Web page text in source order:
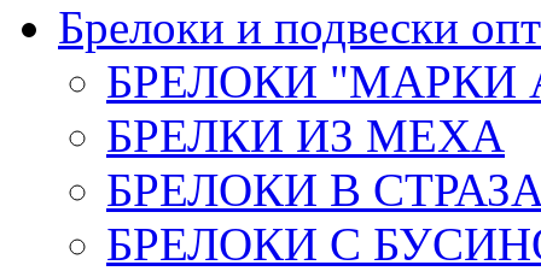
Брелоки и подвески
БРЕЛОКИ "МАРКИ
БРЕЛКИ ИЗ МЕХА
БРЕЛОКИ В
БРЕЛОКИ С